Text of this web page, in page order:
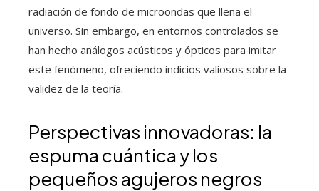
radiación de fondo de microondas que llena el
universo. Sin embargo, en entornos controlados se
han hecho análogos acústicos y ópticos para imitar
este fenómeno, ofreciendo indicios valiosos sobre la
validez de la teoría.
Perspectivas innovadoras: la
espuma cuántica y los
pequeños agujeros negros